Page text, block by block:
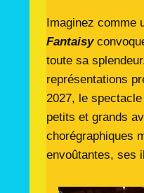
Imaginez comme
Fantaisy
toute sa
représentations
2027, le
petits et grands
chorégraphiques
envoûtantes, ses